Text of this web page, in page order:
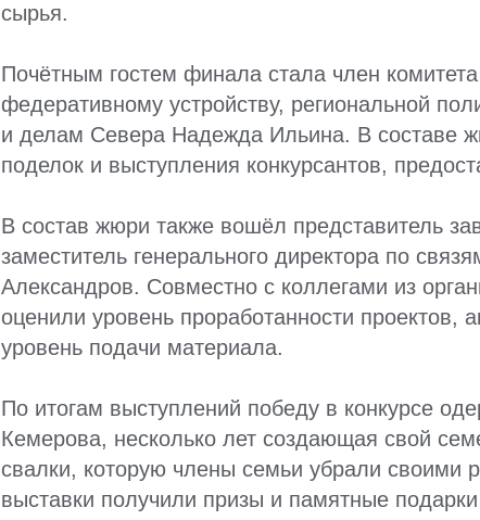
сырья.
Почётным гостем финала стала член
федеративному устройству, региональной
и делам Севера Надежда Ильина. В составе
поделок и выступления конкурсантов,
В состав жюри также вошёл представитель
заместитель генерального директора по
Александров. Совместно с коллегами из
оценили уровень проработанности проектов,
уровень подачи материала.
По итогам выступлений победу в конкурсе
Кемерова, несколько лет создающая свой
свалки, которую члены семьи убрали своими
выставки получили призы и памятные подарки